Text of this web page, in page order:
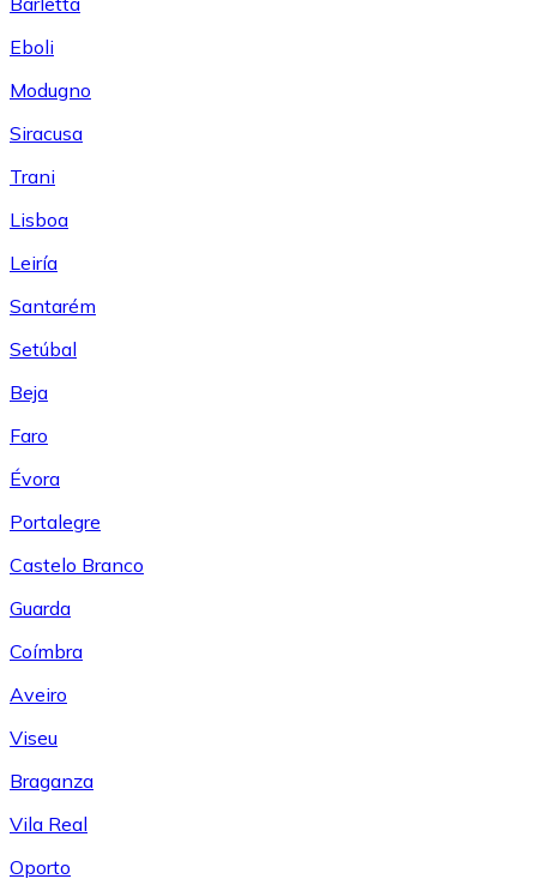
Eboli
Modugno
Siracusa
Trani
Lisboa
Leiría
Santarém
Setúbal
Beja
Faro
Évora
Portalegre
Castelo Branco
Guarda
Coímbra
Aveiro
Viseu
Braganza
Vila Real
Oporto